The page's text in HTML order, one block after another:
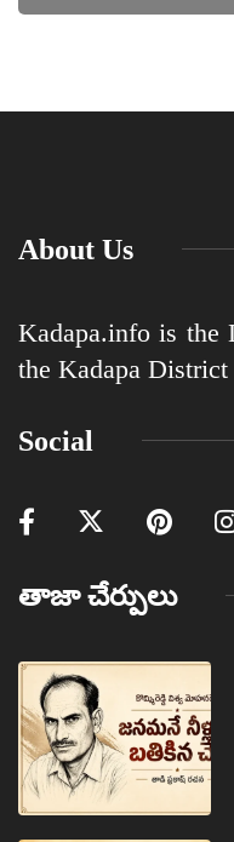
About Us
Kadapa.info is the
the Kadapa District
Social
తాజా చేర్పులు